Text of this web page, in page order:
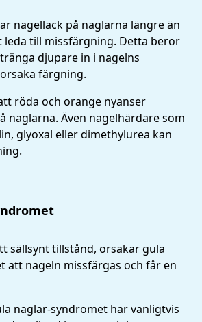
nagellack på naglarna längre än
leda till missfärgning. Detta beror
djupare in i nagelns
färgning.
röda och orange nyanser
naglarna. Även nagelhärdare som
glyoxal eller dimethylurea kan
sällsynt tillstånd, orsakar gula
att nageln missfärgas och får en
naglar-syndromet har vanligtvis